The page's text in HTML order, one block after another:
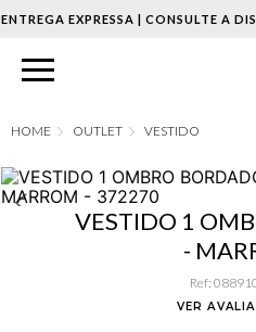
ENTREGA EXPRESSA | CONSULTE A
OUTLET VESTIDO
VESTIDO 1
-
Ref:
VER